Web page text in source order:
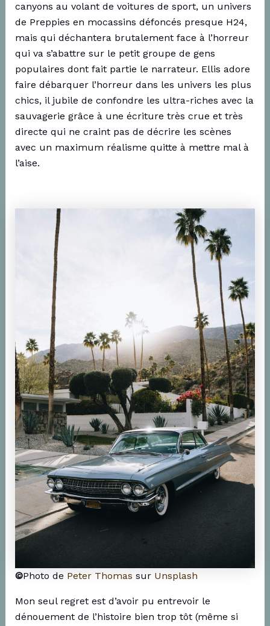
canyons au volant de voitures de sport, un univers
de Preppies en mocassins défoncés presque H24,
mais qui déchantera brutalement face à l’horreur
qui va s’abattre sur le petit groupe de gens
populaires dont fait partie le narrateur. Ellis adore
faire débarquer l’horreur dans les univers les plus
chics, il jubile de confondre les ultra-riches avec la
sauvagerie grâce à une écriture très crue et très
directe qui ne craint pas de décrire les scènes
avec un maximum réalisme quitte à mettre mal à
l’aise.
©Photo de Peter Thomas sur Unsplash
Mon seul regret est d’avoir pu entrevoir le
dénouement de l’histoire bien trop tôt (même si